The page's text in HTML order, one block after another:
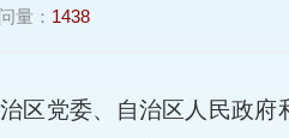
量： 1438
区党委、自治区人民政